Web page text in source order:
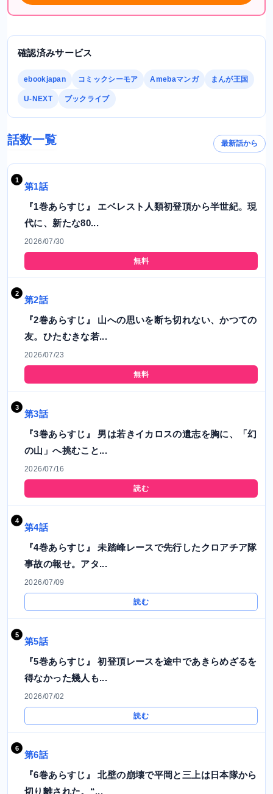
確認済みサービス
ebookjapan コミックシーモア Amebaマンガ まんが王国
U-NEXT ブックライブ
話数一覧 最新話から
第1話
『1巻あらすじ』 エベレスト人類初登頂から半世紀。現
代に、新たな80...
2026/07/30
無料
第2話
『2巻あらすじ』 山への思いを断ち切れない、かつての
友。ひたむきな若...
2026/07/23
無料
第3話
『3巻あらすじ』 男は若きイカロスの遺志を胸に、「幻
の山」へ挑むこと...
2026/07/16
読む
第4話
『4巻あらすじ』 未踏峰レースで先行したクロアチア隊
事故の報せ。アタ...
2026/07/09
読む
第5話
『5巻あらすじ』 初登頂レースを途中であきらめざるを
得なかった幾人も...
2026/07/02
読む
第6話
『6巻あらすじ』 北壁の崩壊で平岡と三上は日本隊から
切り離された。“...